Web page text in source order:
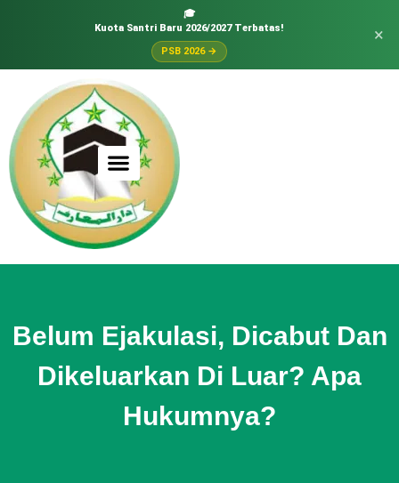
🎓
Kuota Santri Baru 2026/2027 Terbatas!
PSB 2026 →
×
Belum Ejakulasi, Dicabut Dan
Dikeluarkan Di Luar? Apa
Hukumnya?